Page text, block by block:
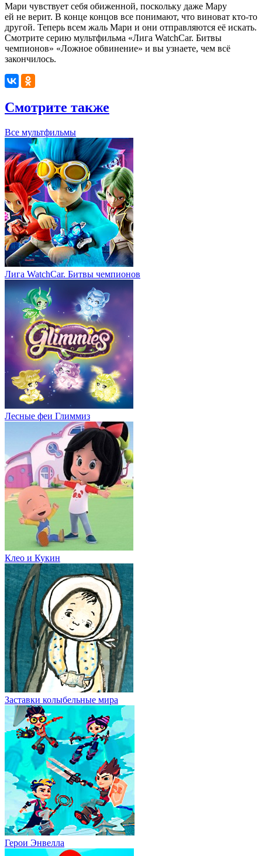
Мари чувствует себя обиженной, поскольку даже Мару
ей не верит. В конце концов все понимают, что виноват кто-то
другой. Теперь всем жаль Мари и они отправляются её искать.
Смотрите серию мультфильма «Лига WatchCar. Битвы
чемпионов» «Ложное обвинение» и вы узнаете, чем всё
закончилось.
Смотрите также
Все мультфильмы
Лига WatchCar. Битвы чемпионов
Лесные феи Глиммиз
Клео и Кукин
Заставки колыбельные мира
Герои Энвелла